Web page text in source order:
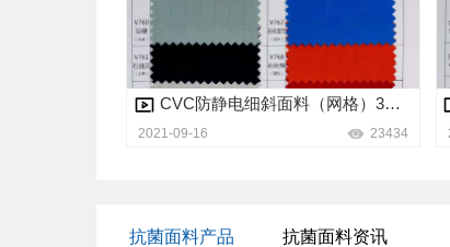
​CVC防静电细斜面料（网格）38%T*59%JC*导电纱3% 155克面料
2021-09-16 23434
抗菌面料产品 抗菌面料资讯